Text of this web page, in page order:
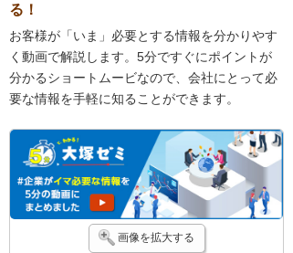
る！
お客様が「いま」必要とする情報を分かりやす
く動画で解説します。5分ですぐにポイントが
分かるショートムービなので、会社にとって必
要な情報を手軽に知ることができます。
画像を拡大する